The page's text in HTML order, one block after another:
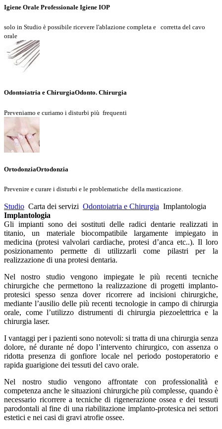
Igiene Orale Professionale Igiene IOP
solo in Studio è possibile ricevere l'ablazione completa e corretta del cavo
orale
Odontoiatria e ChirurgiaOdonto. Chirurgia
Preveniamo e curiamo i disturbi più frequenti
OrtodonziaOrtodonzia
Prevenire e curare i disturbi e le problematiche della masticazione.
Studio Carta dei servizi Odontoiatria e Chirurgia Implantologia
Implantologia
Gli impianti sono dei sostituti delle radici dentarie realizzati in
titanio, un materiale biocompatibile largamente impiegato in
medicina (protesi valvolari cardiache, protesi d’anca etc..). Il loro
posizionamento permette di utilizzarli come pilastri per la
realizzazione di una protesi dentaria.
Nel nostro studio vengono impiegate le più recenti tecniche
chirurgiche che permettono la realizzazione di progetti implanto-
protesici spesso senza dover ricorrere ad incisioni chirurgiche,
mediante l’ausilio delle più recenti tecnologie in campo di chirurgia
orale, come l’utilizzo distrumenti di chirurgia piezoelettrica e la
chirurgia laser.
I vantaggi per i pazienti sono notevoli: si tratta di una chirurgia senza
dolore, né durante né dopo l’intervento chirurgico, con assenza o
ridotta presenza di gonfiore locale nel periodo postoperatorio e
rapida guarigione dei tessuti del cavo orale.
Nel nostro studio vengono affrontate con professionalità e
competenza anche le situazioni chirurgiche più complesse, quando è
necessario ricorrere a tecniche di rigenerazione ossea e dei tessuti
parodontali al fine di una riabilitazione implanto-protesica nei settori
estetici e nei casi di gravi atrofie ossee.